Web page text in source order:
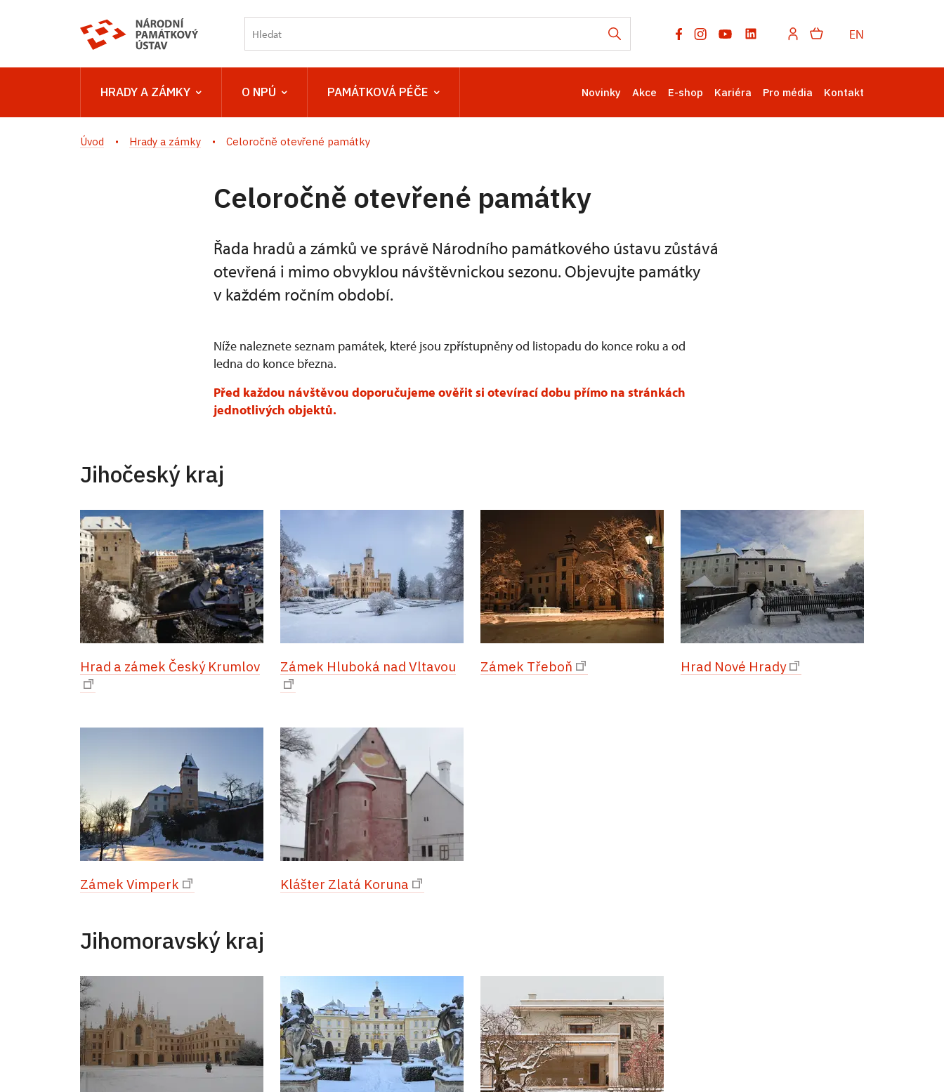
EN
HRADY A ZÁMKY O NPÚ PAMÁTKOVÁ PÉČE Novinky Akce E-shop Kariéra Pro média Kontakt
Úvod Hrady a zámky Celoročně otevřené památky
Celoročně otevřené památky
Řada hradů a zámků ve správě Národního památkového ústavu zůstává
otevřená i mimo obvyklou návštěvnickou sezonu. Objevujte památky
v každém ročním období.
Níže naleznete seznam památek, které jsou zpřístupněny od listopadu do konce roku a od
ledna do konce března.
Před každou návštěvou doporučujeme ověřit si otevírací dobu přímo na stránkách
jednotlivých objektů.
Jihočeský kraj
Hrad a zámek Český Krumlov Zámek Hluboká nad Vltavou Zámek Třeboň Hrad Nové Hrady
Zámek Vimperk Klášter Zlatá Koruna
Jihomoravský kraj